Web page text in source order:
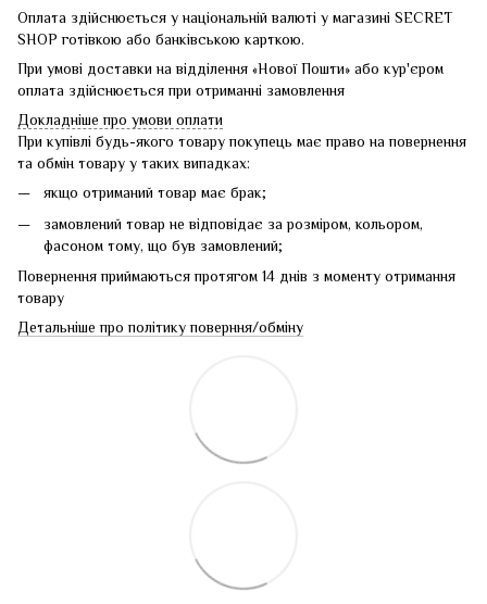
Оплата здійснюється у національній валюті у магазині SECRET
SHOP готівкою або банківською карткою.
При умові доставки на відділення «Нової Пошти» або кур'єром
оплата здійснюється при отриманні замовлення
Докладніше про умови оплати
При купівлі будь-якого товару покупець має право на повернення
та обмін товару у таких випадках:
якщо отриманий товар має брак;
замовлений товар не відповідає за розміром, кольором,
фасоном тому, що був замовлений;
Повернення приймаються протягом 14 днів з моменту отримання
товару
Детальніше про політику поверння/обміну